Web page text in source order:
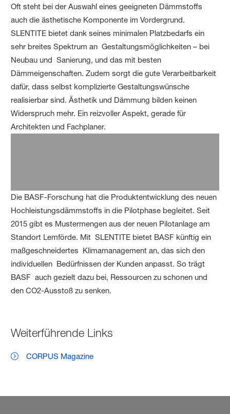
Oft steht bei der Auswahl eines geeigneten Dämmstoffs
auch die ästhetische Komponente im Vordergrund.
SLENTITE bietet dank seines minimalen Platzbedarfs ein
sehr breites Spektrum an Gestaltungsmöglichkeiten – bei
Neubau und Sanierung, und das mit besten
Dämmeigenschaften. Zudem sorgt die gute Verarbeitbarkeit
dafür, dass selbst komplizierte Gestaltungswünsche
realisierbar sind. Ästhetik und Dämmung bilden keinen
Widerspruch mehr. Ein reizvoller Aspekt, gerade für
Architekten und Fachplaner.
Die BASF-Forschung hat die Produktentwicklung des neuen
Hochleistungsdämmstoffs in die Pilotphase begleitet. Seit
2015 gibt es Mustermengen aus der neuen Pilotanlage am
Standort Lemförde. Mit SLENTITE bietet BASF künftig ein
maßgeschneidertes Klimamanagement an, das sich den
individuellen Bedürfnissen der Kunden anpasst. So trägt
BASF auch gezielt dazu bei, Ressourcen zu schonen und
den CO2-Ausstoß zu senken.
Weiterführende Links
CORPUS Magazine